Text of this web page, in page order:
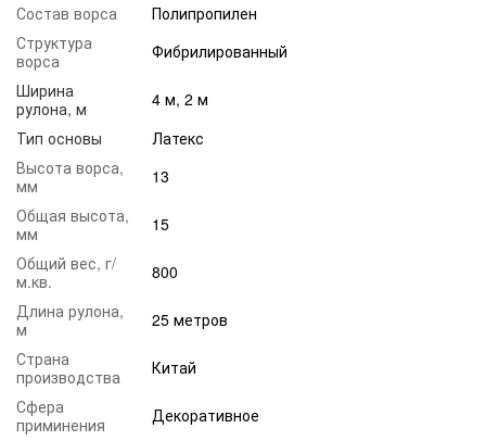
Состав ворса
Полипропилен
Структура
ворса
Фибрилированный
Ширина
рулона, м
4 м, 2 м
Тип основы
Латекс
Высота ворса,
мм
13
Общая высота,
мм
15
Общий вес, г/
м.кв.
800
Длина рулона,
м
25 метров
Страна
производства
Китай
Сфера
приминения
Декоративное